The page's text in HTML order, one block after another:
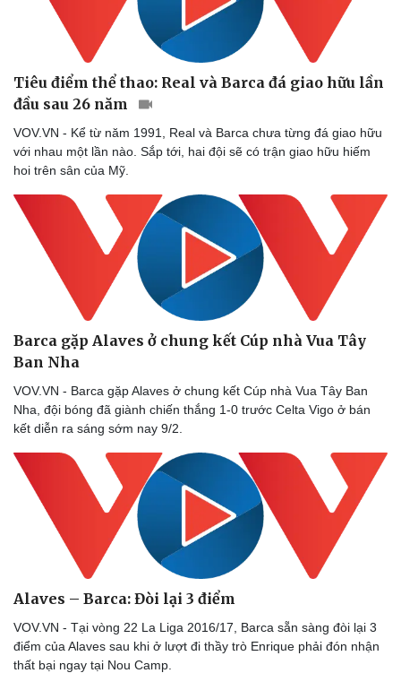
Sức khỏe
Dinh dưỡng - món ngon
Cây thuốc
Sản phụ khoa
Nhi khoa
Nam khoa
Làm đẹp - giảm cân
Phòng mạch online
Đời sống
Nhà đẹp
Blog
Tình yêu - Gia đình
Tiêu điểm thể thao: Real và Barca đá giao hữu lần
đầu sau 26 năm
VOV.VN - Kể từ năm 1991, Real và Barca chưa từng đá giao hữu
với nhau một lần nào. Sắp tới, hai đội sẽ có trận giao hữu hiếm
hoi trên sân của Mỹ.
Barca gặp Alaves ở chung kết Cúp nhà Vua Tây
Ban Nha
VOV.VN - Barca gặp Alaves ở chung kết Cúp nhà Vua Tây Ban
Nha, đội bóng đã giành chiến thắng 1-0 trước Celta Vigo ở bán
kết diễn ra sáng sớm nay 9/2.
Alaves – Barca: Đòi lại 3 điểm
VOV.VN - Tại vòng 22 La Liga 2016/17, Barca sẵn sàng đòi lại 3
điểm của Alaves sau khi ở lượt đi thầy trò Enrique phải đón nhận
thất bại ngay tại Nou Camp.